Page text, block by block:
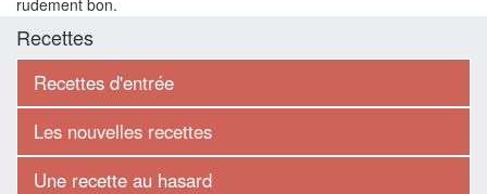
Recettes
Recettes d'entrée
Les nouvelles recettes
Une recette au hasard